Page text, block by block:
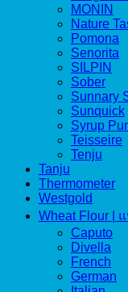
MONIN
Nature
Pomona
Senorita
SILPIN
Sober
Sunnary
Sunquick
Syrup
Teisseire
Tenju
Tanju
Thermometer
Westgold
Wheat Flour |
Caputo
Divella
French
German